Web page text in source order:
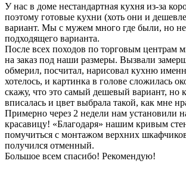
У нас в доме нестандартная кухня из-за
поэтому готовые кухни (хоть они и
вариант. Мы с мужем много где были, но
подходящего варианта.
После всех походов по торговым центрам
на заказ под наши размеры. Вызвали
обмерил, посчитал, нарисовал кухню
хотелось, и картинка в голове сложилась
скажу, что это самый дешевый вариант, но
вписалась и цвет выбрала такой, как мне
Примерно через 2 недели нам установили
красавицу! «Благодаря» нашим кривым
помучиться с монтажом верхних
получился отменный.
Большое всем спасибо! Рекомендую!